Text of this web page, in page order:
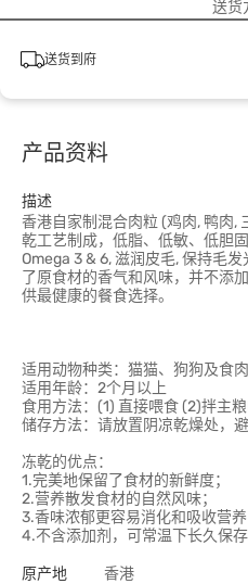
送货
送货到府
产品资料
描述
香港自家制混合肉粒 (鸡肉, 鸭肉,
乾工艺制成，低脂、低敏、低胆
Omega 3 & 6, 滋润皮毛, 保持毛
了原食材的香气和风味，并不添
供最健康的餐食选择。
适用动物种类：猫猫、狗狗及食肉
适用年龄：2个月以上
食用方法：(1) 直接喂食 (2)拌主
储存方法：请放置阴凉乾燥处，避
冻乾的优点：
1.完美地保留了食材的新鲜度；
2.营养散发食材的自然风味；
3.香味浓郁更容易消化和吸收营养
4.不含添加剂，可常温下长久保存
原产地 香港